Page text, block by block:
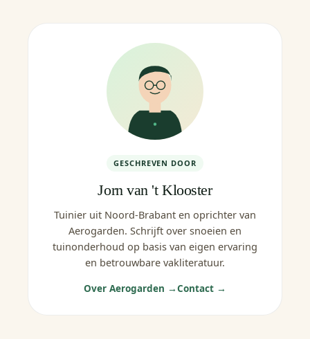
GESCHREVEN DOOR
Jorn van 't Klooster
Tuinier uit Noord-Brabant en oprichter van
Aerogarden. Schrijft over snoeien en
tuinonderhoud op basis van eigen ervaring
en betrouwbare vakliteratuur.
Over Aerogarden →Contact →